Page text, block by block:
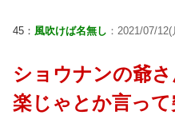
45： 風吹けば名無し ：2021/07/
ショウナンの爺
楽じゃとか言っ